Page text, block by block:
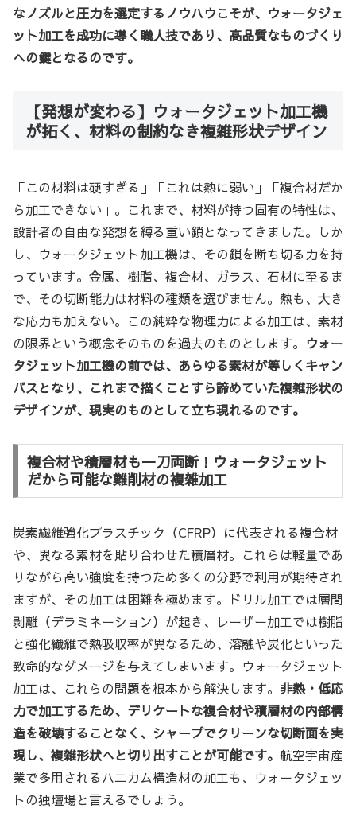
なノズルと圧力を選定するノウハウこそが、ウォータジェ
ット加工を成功に導く職人技であり、高品質なものづくり
への鍵となるのです。
【発想が変わる】ウォータジェット加工機
が拓く、材料の制約なき複雑形状デザイン
「この材料は硬すぎる」「これは熱に弱い」「複合材だか
ら加工できない」。これまで、材料が持つ固有の特性は、
設計者の自由な発想を縛る重い鎖となってきました。しか
し、ウォータジェット加工機は、その鎖を断ち切る力を持
っています。金属、樹脂、複合材、ガラス、石材に至るま
で、その切断能力は材料の種類を選びません。熱も、大き
な応力も加えない。この純粋な物理力による加工は、素材
の限界という概念そのものを過去のものとします。 ウォー
タジェット加工機の前では、あらゆる素材が等しくキャン
バスとなり、これまで描くことすら諦めていた複雑形状の
デザインが、現実のものとして立ち現れるのです。
複合材や積層材も一刀両断！ウォータジェット
だから可能な難削材の複雑加工
炭素繊維強化プラスチック（CFRP）に代表される複合材
や、異なる素材を貼り合わせた積層材。これらは軽量であ
りながら高い強度を持つため多くの分野で利用が期待され
ますが、その加工は困難を極めます。ドリル加工では層間
剥離（デラミネーション）が起き、レーザー加工では樹脂
と強化繊維で熱吸収率が異なるため、溶融や炭化といった
致命的なダメージを与えてしまいます。ウォータジェット
加工は、これらの問題を根本から解決します。 非熱・低応
力で加工するため、デリケートな複合材や積層材の内部構
造を破壊することなく、シャープでクリーンな切断面を実
現し、複雑形状へと切り出すことが可能です。 航空宇宙産
業で多用されるハニカム構造材の加工も、ウォータジェッ
トの独壇場と言えるでしょう。